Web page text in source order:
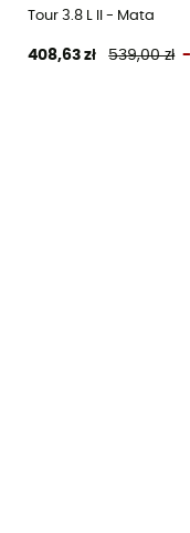
Tour 3.8 L II - Mata
408,63 zł 539,00 zł